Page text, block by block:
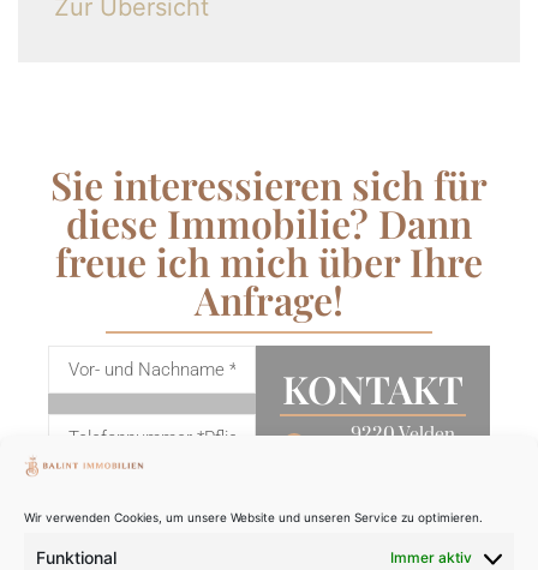
Wir verwenden Cookies, um unsere Website und unseren Service zu optimieren.
Funktional Immer aktiv
Zur Übersicht
Sie interessieren sich für
diese Immobilie? Dann
freue ich mich über Ihre
Anfrage!
KONTAKT
9220 Velden
1883
office@balint-